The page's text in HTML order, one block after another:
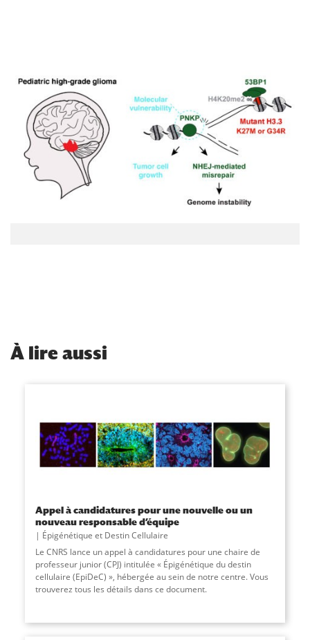
À lire aussi
Appel à candidatures pour une nouvelle ou un
nouveau responsable d’équipe
Épigénétique et Destin Cellulaire
Le CNRS lance un appel à candidatures pour une chaire de
professeur junior (CPJ) intitulée « Épigénétique du destin
cellulaire (EpiDeC) », hébergée au sein de notre centre. Vous
trouverez tous les détails dans ce document.